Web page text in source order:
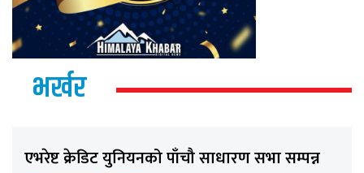
भर्खर
एभरेष्ट क्रेडिट युनियनको पाँचौ साधारण सभा सम्पन्न